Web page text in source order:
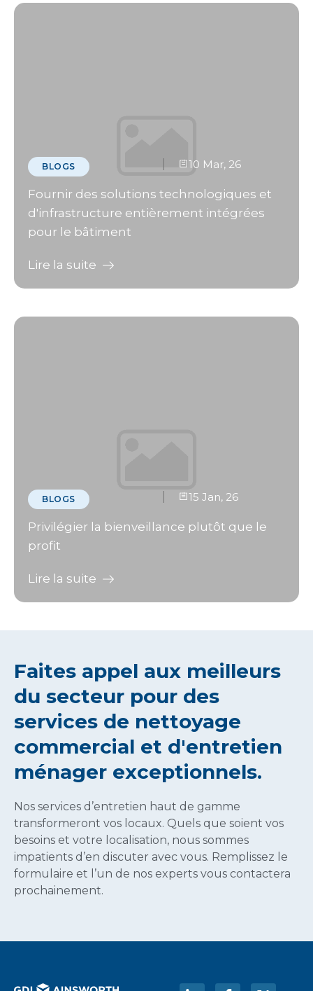
BLOGS 10 Mar, 26
Fournir des solutions technologiques et
d'infrastructure entièrement intégrées
pour le bâtiment
Lire la suite
BLOGS 15 Jan, 26
Privilégier la bienveillance plutôt que le
profit
Lire la suite
Faites appel aux meilleurs
du secteur pour des
services de nettoyage
commercial et d'entretien
ménager exceptionnels.
Nos services d’entretien haut de gamme
transformeront vos locaux. Quels que soient vos
besoins et votre localisation, nous sommes
impatients d’en discuter avec vous. Remplissez le
formulaire et l’un de nos experts vous contactera
prochainement.